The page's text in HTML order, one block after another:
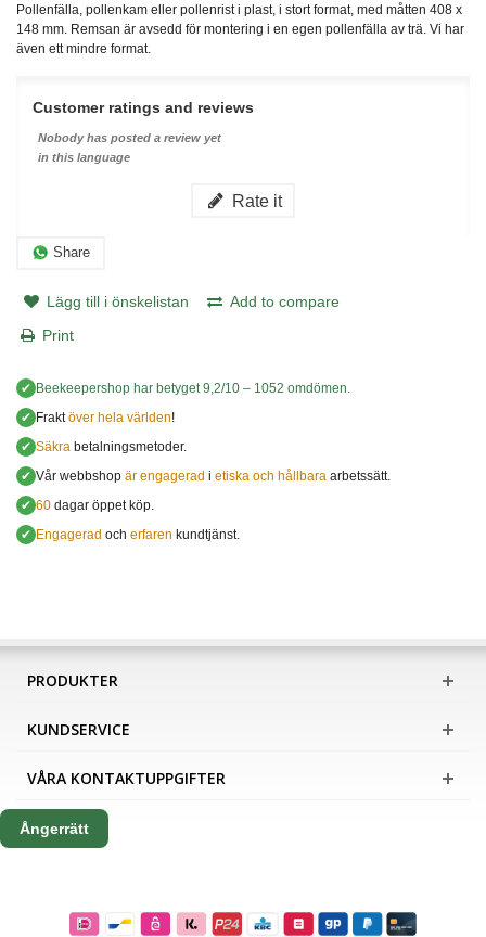
Pollenfälla, pollenkam eller pollenrist i plast, i stort format, med måtten 408 x
148 mm. Remsan är avsedd för montering i en egen pollenfälla av trä. Vi har
även ett mindre format.
Customer ratings and reviews
Nobody has posted a review yet
in this language
Rate it
Share
Lägg till i önskelistan
Add to compare
Print
✔ Beekeepershop har betyget 9,2/10 – 1052 omdömen.
✔ Fraktöver hela världen!
✔ Säkra betalningsmetoder.
✔ Vår webbshop är engagerad i etiska och hållbara arbetssätt.
✔ 60 dagar öppet köp.
✔ Engagerad och erfaren kundtjänst.
PRODUKTER
KUNDSERVICE
VÅRA KONTAKTUPPGIFTER
Ångerrätt